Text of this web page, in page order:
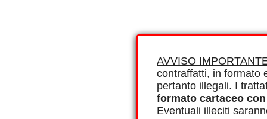
AVVISO
contraffatti, in formato
pertanto illegali. I
formato cartaceo
Eventuali illeciti